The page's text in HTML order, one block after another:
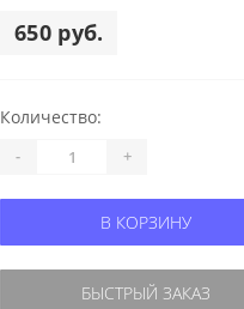
650 руб.
Количество:
- +
В КОРЗИНУ
БЫСТРЫЙ ЗАКАЗ